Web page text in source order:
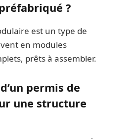
?
est un type de
en modules
prêts à assembler.
permis de
une structure